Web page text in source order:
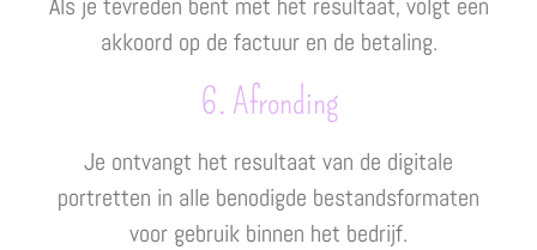
akkoord op de factuur en de betaling.
6. Afronding
Je ontvangt het resultaat van de digitale
portretten in alle benodigde bestandsformaten
voor gebruik binnen het bedrijf.